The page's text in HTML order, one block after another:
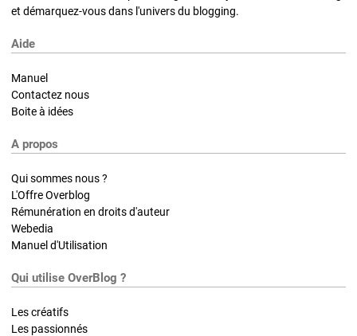
et démarquez-vous dans l'univers du blogging.
Aide
Manuel
Contactez nous
Boite à idées
A propos
Qui sommes nous ?
L'Offre Overblog
Rémunération en droits d'auteur
Webedia
Manuel d'Utilisation
Qui utilise OverBlog ?
Les créatifs
Les passionnés